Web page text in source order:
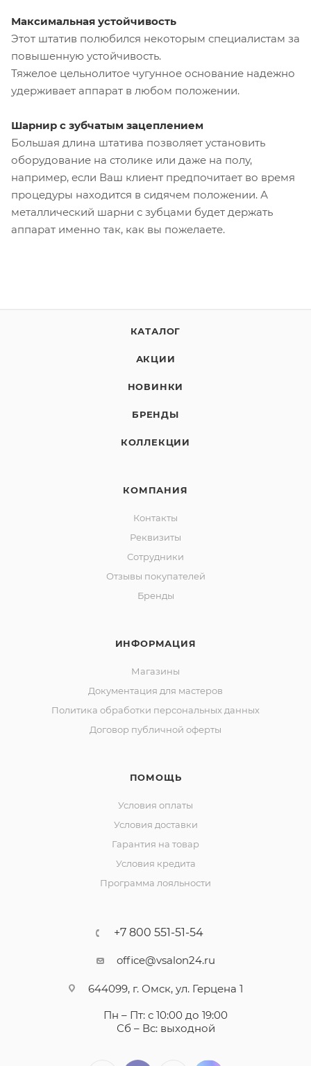
Максимальная устойчивость
Этот штатив полюбился некоторым специалистам за
повышенную устойчивость.
Тяжелое цельнолитое чугунное основание надежно
удерживает аппарат в любом положении.
Шарнир с зубчатым зацеплением
Большая длина штатива позволяет установить
оборудование на столике или даже на полу,
например, если Ваш клиент предпочитает во время
процедуры находится в сидячем положении. А
металлический шарни с зубцами будет держать
аппарат именно так, как вы пожелаете.
КАТАЛОГ
АКЦИИ
НОВИНКИ
БРЕНДЫ
КОЛЛЕКЦИИ
КОМПАНИЯ
Контакты
Реквизиты
Сотрудники
Отзывы покупателей
Бренды
ИНФОРМАЦИЯ
Магазины
Документация для мастеров
Политика обработки персональных данных
Договор публичной оферты
ПОМОЩЬ
Условия оплаты
Условия доставки
Гарантия на товар
Условия кредита
Программа лояльности
+7 800 551-51-54
office@vsalon24.ru
644099, г. Омск, ул. Герцена 1
Пн – Пт: с 10:00 до 19:00
Сб – Вс: выходной